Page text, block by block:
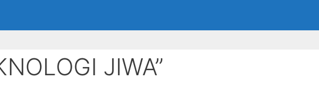
JIWA”